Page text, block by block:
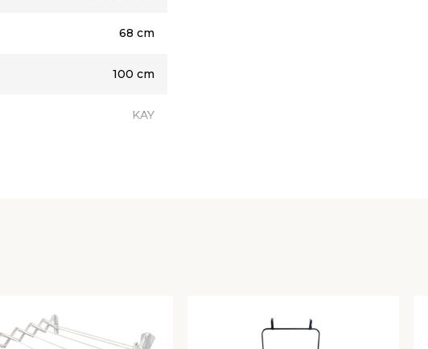
68 cm
100 cm
KAY